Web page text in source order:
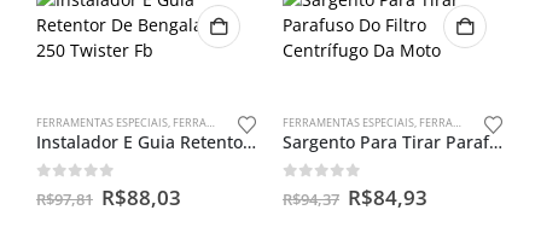
FERRAMENTAS ESPECIAIS, FERRAMENTAS PARA BENGALAS
Instalador E Guia Retentor De Bengala Cbx 250 Twister Fb
out of 5
R$97,81 R$88,03
FERRAMENTAS ESPECIAIS, FERRAMENTAS PARA FILTROS CENTRÍFUGO
Sargento Para Tirar Parafuso Do Filtro Centrífugo Da Moto
out of 5
R$94,37 R$84,93